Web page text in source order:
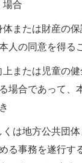
場合
または財産の
人の同意を得る
または児童の
場合であって、
は地方公共団
る事務を遂行す